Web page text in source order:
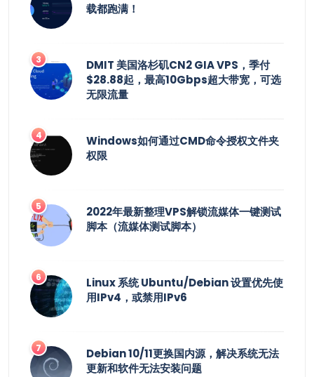
载都跑满！
DMIT 美国洛杉矶CN2 GIA VPS，季付
$28.88起，最高10Gbps超大带宽，可选
无限流量
Windows如何通过CMD命令授权文件夹
权限
2022年最新整理VPS解锁流媒体一键测试
脚本（流媒体测试脚本）
Linux 系统 Ubuntu/Debian 设置优先使
用IPv4，或禁用IPv6
Debian 10/11更换国内源，解决系统无法
更新和软件无法安装问题